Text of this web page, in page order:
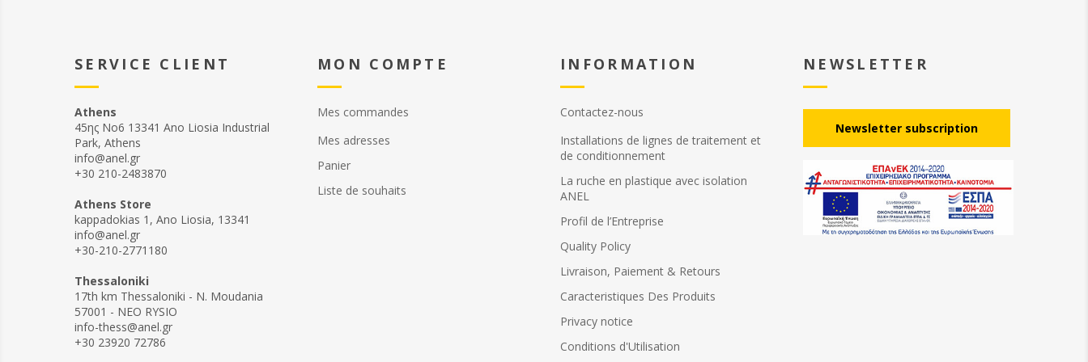
SERVICE CLIENT
Athens
45ης Νο6 13341 Ano Liosia Industrial
Park, Athens
info@anel.gr
+30 210-2483870
Athens Store
kappadokias 1, Ano Liosia, 13341
info@anel.gr
+30-210-2771180
Thessaloniki
17th km Thessaloniki - N. Moudania
57001 - NEO RYSIO
info-thess@anel.gr
+30 23920 72786
MON COMPTE
Mes commandes
Mes adresses
Panier
Liste de souhaits
INFORMATION
Contactez-nous
Installations de lignes de traitement et
de conditionnement
La ruche en plastique avec isolation
ANEL
Profil de l’Εntreprise
Quality Policy
Livraison, Paiement & Retours
Caracteristiques Des Produits
Privacy notice
Conditions d'Utilisation
NEWSLETTER
Νewsletter subscription